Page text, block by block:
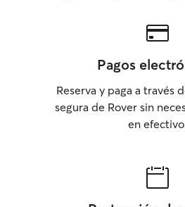
Pagos
Reserva y paga a través
segura de Rover sin
en